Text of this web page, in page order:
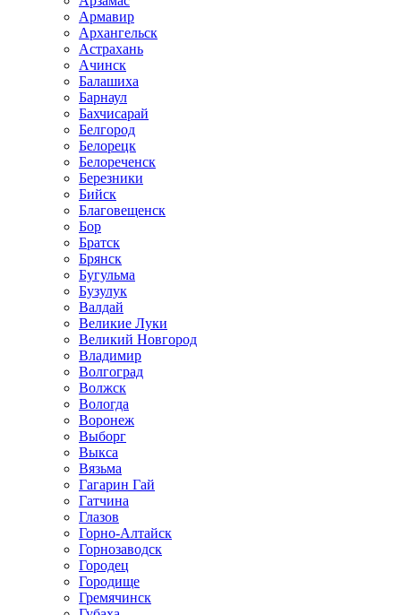
Армавир
Архангельск
Астрахань
Ачинск
Балашиха
Барнаул
Бахчисарай
Белгород
Белорецк
Белореченск
Березники
Бийск
Благовещенск
Бор
Братск
Брянск
Бугульма
Бузулук
Валдай
Великие Луки
Великий Новгород
Владимир
Волгоград
Волжск
Вологда
Воронеж
Выборг
Выкса
Вязьма
Гагарин Гай
Гатчина
Глазов
Горно-Алтайск
Горнозаводск
Городец
Городище
Гремячинск